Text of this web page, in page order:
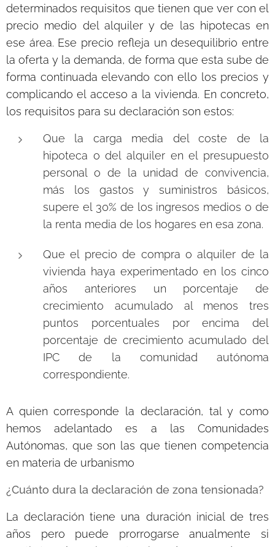
determinados requisitos que tienen que ver con el
precio medio del alquiler y de las hipotecas en
ese área. Ese precio refleja un desequilibrio entre
la oferta y la demanda, de forma que esta sube de
forma continuada elevando con ello los precios y
complicando el acceso a la vivienda. En concreto,
los requisitos para su declaración son estos:
Que la carga media del coste de la
hipoteca o del alquiler en el presupuesto
personal o de la unidad de convivencia,
más los gastos y suministros básicos,
supere el 30% de los ingresos medios o de
la renta media de los hogares en esa zona.
Que el precio de compra o alquiler de la
vivienda haya experimentado en los cinco
años anteriores un porcentaje de
crecimiento acumulado al menos tres
puntos porcentuales por encima del
porcentaje de crecimiento acumulado del
IPC de la comunidad autónoma
correspondiente.
A quien corresponde la declaración, tal y como
hemos adelantado es a las Comunidades
Autónomas, que son las que tienen competencia
en materia de urbanismo
¿Cuánto dura la declaración de zona tensionada?
La declaración tiene una duración inicial de tres
años pero puede prorrogarse anualmente si